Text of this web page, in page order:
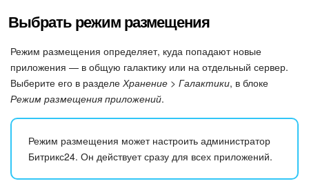
Центр продаж
Аналитика
BI Конструктор
Интеграция 1С и Битрикс24
Выбрать режим размещения
Режим размещения определяет, куда попадают новые
приложения — в общую галактику или на отдельный сервер.
Выберите его в разделе Хранение > Галактики, в блоке
Режим размещения приложений.
Режим размещения может настроить администратор
Битрикс24. Он действует сразу для всех приложений.